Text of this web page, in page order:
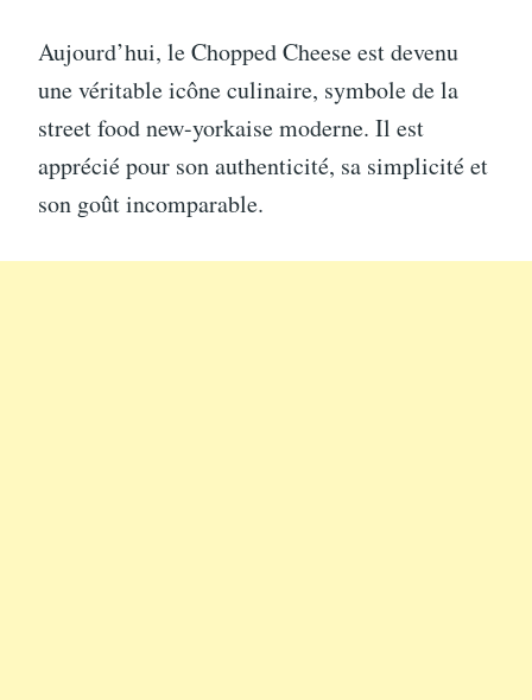
Aujourd’hui, le Chopped Cheese est devenu
une véritable icône culinaire, symbole de la
street food new-yorkaise moderne. Il est
apprécié pour son authenticité, sa simplicité et
son goût incomparable.